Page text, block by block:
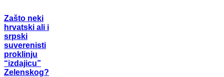
Zašto neki
hrvatski ali i
srpski
suverenisti
proklinju
“izdajicu”
Zelenskog?